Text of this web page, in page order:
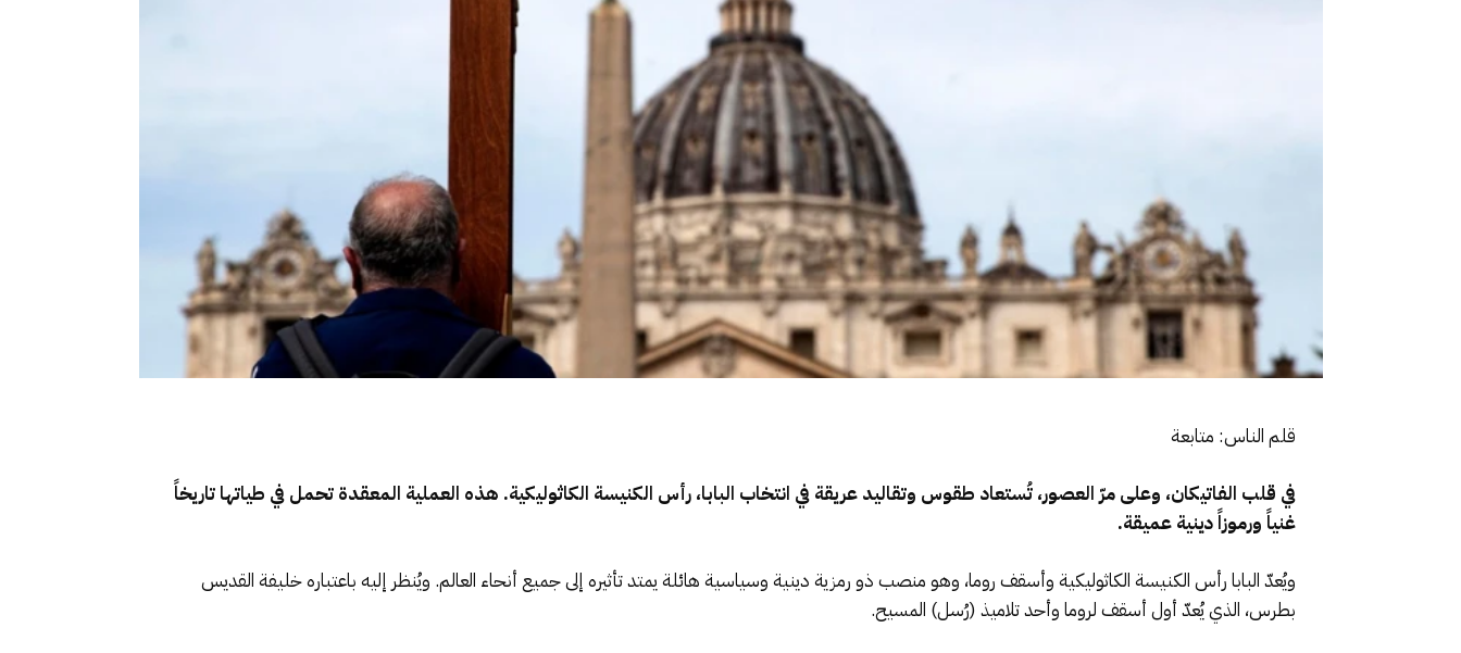
قلم الناس: متابعة
في قلب الفاتيكان، وعلى مرّ العصور، تُستعاد طقوس وتقاليد عريقة في انتخاب البابا، رأس الكنيسة الكاثوليكية. هذه العملية المعقدة تحمل في طياتها تاريخاً
غنياً ورموزاً دينية عميقة.
ويُعدّ البابا رأس الكنيسة الكاثوليكية وأسقف روما، وهو منصب ذو رمزية دينية وسياسية هائلة يمتد تأثيره إلى جميع أنحاء العالم. ويُنظر إليه باعتباره خليفة القديس
بطرس، الذي يُعدّ أول أسقف لروما وأحد تلاميذ (رُسل) المسيح.